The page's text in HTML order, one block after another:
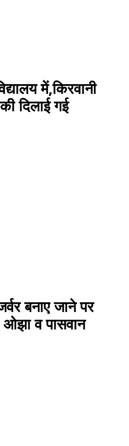
में,किरवानी
दिलाई गई
बनाए जाने पर
व पासवान